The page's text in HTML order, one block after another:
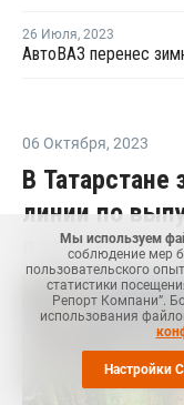
26 Июля, 2023
06 Октября, 2023
В Татарстане
линии по
полимерных
Мы используем
соблюдение мер
пользовательского
статистики
Репорт Компани”.
использования
Настройки